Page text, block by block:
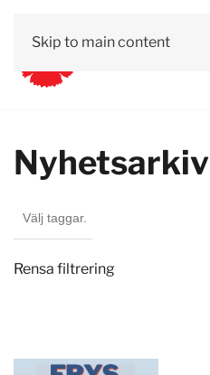
Skip to main content
Nyhetsarkiv
Rensa filtrering